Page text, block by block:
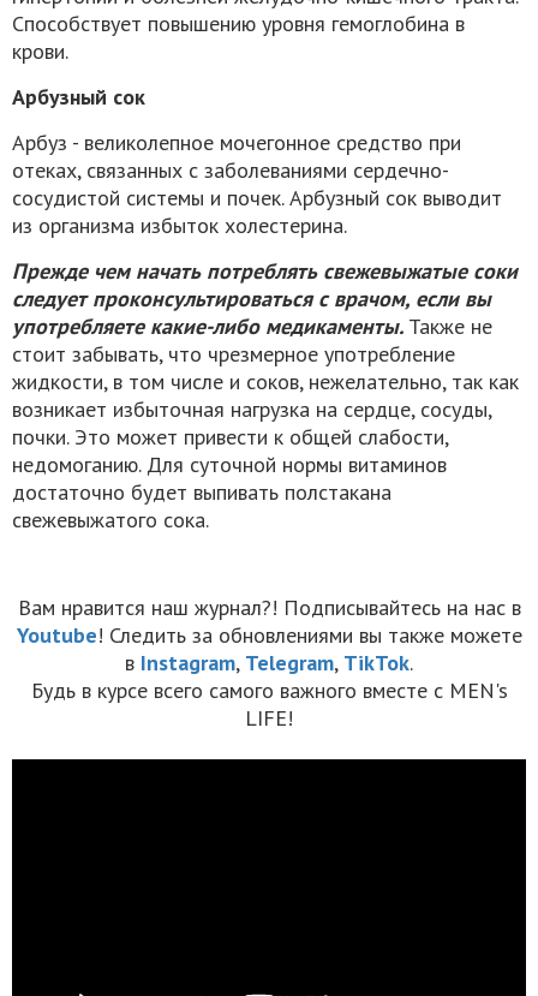
Способствует повышению уровня гемоглобина в
крови.
Арбузный сок
Арбуз - великолепное мочегонное средство при
отеках, связанных с заболеваниями сердечно-
сосудистой системы и почек. Арбузный сок выводит
из организма избыток холестерина.
Прежде чем начать потреблять свежевыжатые соки
следует проконсультироваться с врачом, если вы
употребляете какие-либо медикаменты. Также не
стоит забывать, что чрезмерное употребление
жидкости, в том числе и соков, нежелательно, так как
возникает избыточная нагрузка на сердце, сосуды,
почки. Это может привести к общей слабости,
недомоганию. Для суточной нормы витаминов
достаточно будет выпивать полстакана
свежевыжатого сока.
Вам нравится наш журнал?! Подписывайтесь на нас в
Youtube! Следить за обновлениями вы также можете
в Instagram, Telegram, TikTok.
Будь в курсе всего самого важного вместе с MEN's
LIFE!